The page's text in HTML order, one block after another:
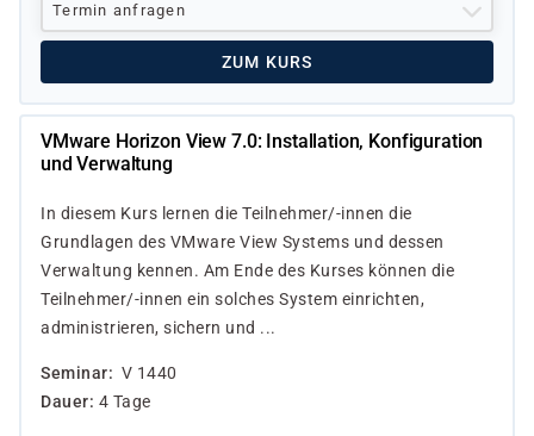
Termin anfragen
ZUM KURS
VMware Horizon View 7.0: Installation, Konfiguration
und Verwaltung
In diesem Kurs lernen die Teilnehmer/-innen die
Grundlagen des VMware View Systems und dessen
Verwaltung kennen. Am Ende des Kurses können die
Teilnehmer/-innen ein solches System einrichten,
administrieren, sichern und ...
Seminar
V 1440
Dauer 4 Tage